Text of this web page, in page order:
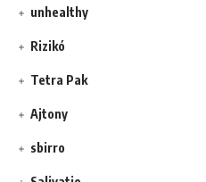
unhealthy
Rizikó
Tetra Pak
Ajtony
sbirro